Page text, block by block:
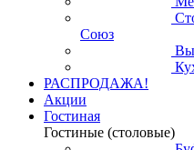
Союз
РАСПРОДАЖА!
Акции
Гостиная
Гостиные (столовые)